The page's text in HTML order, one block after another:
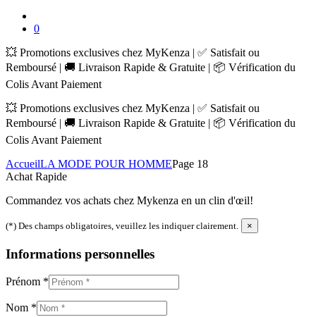
0
💥 Promotions exclusives chez MyKenza | ✅ Satisfait ou
Remboursé | 🚚 Livraison Rapide & Gratuite | 📦 Vérification du
Colis Avant Paiement
💥 Promotions exclusives chez MyKenza | ✅ Satisfait ou
Remboursé | 🚚 Livraison Rapide & Gratuite | 📦 Vérification du
Colis Avant Paiement
AccueilLA MODE POUR HOMMEPage 18
Achat Rapide
Commandez vos achats chez Mykenza en un clin d'œil!
(*) Des champs obligatoires, veuillez les indiquer clairement. ×
Informations personnelles
Prénom *
Nom *